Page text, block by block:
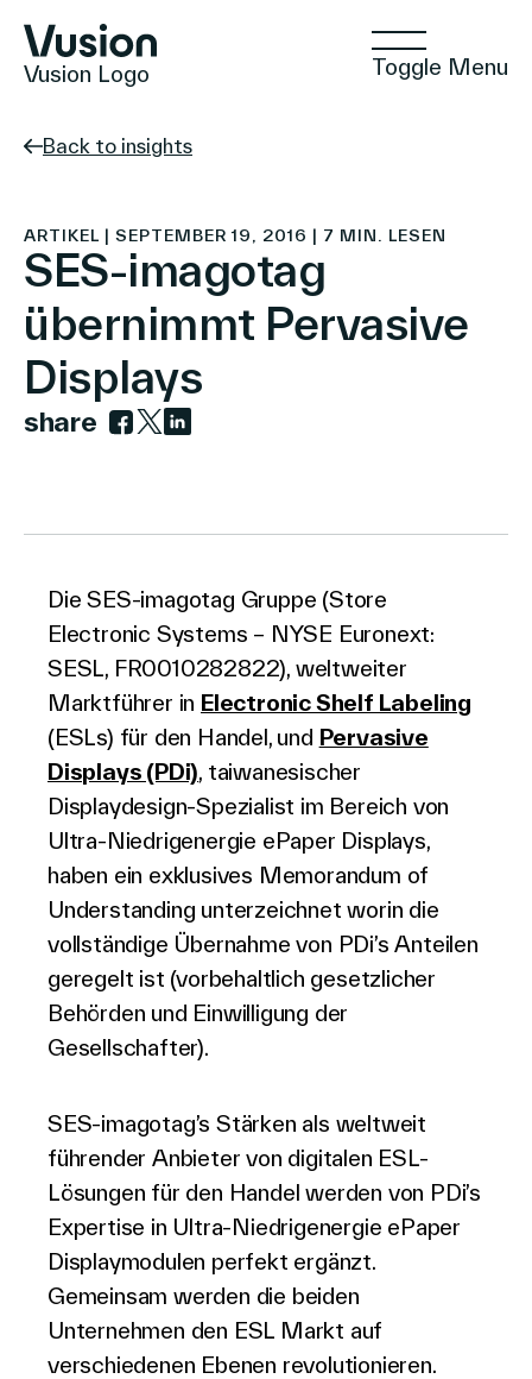
Vusion Logo Toggle Menu
Technologien
Lösungen
Einblicke
Positive Commerce
Über Uns
Kontakt aufnehmen
Suche
Investoren
Partner
Karriere
Link
Back to insights
ARTIKEL | SEPTEMBER 19, 2016 | 7 MIN. LESEN
SES-imagotag
übernimmt Pervasive
Displays
share
Die SES-imagotag Gruppe (Store
Electronic Systems – NYSE Euronext:
SESL, FR0010282822), weltweiter
Marktführer in Electronic Shelf Labeling
(ESLs) für den Handel, und Pervasive
Displays (PDi), taiwanesischer
Displaydesign-Spezialist im Bereich von
Ultra-Niedrigenergie ePaper Displays,
haben ein exklusives Memorandum of
Understanding unterzeichnet worin die
vollständige Übernahme von PDi’s Anteilen
geregelt ist (vorbehaltlich gesetzlicher
Behörden und Einwilligung der
Gesellschafter).
SES-imagotag’s Stärken als weltweit
führender Anbieter von digitalen ESL-
Lösungen für den Handel werden von PDi’s
Expertise in Ultra-Niedrigenergie ePaper
Displaymodulen perfekt ergänzt.
Gemeinsam werden die beiden
Unternehmen den ESL Markt auf
verschiedenen Ebenen revolutionieren.